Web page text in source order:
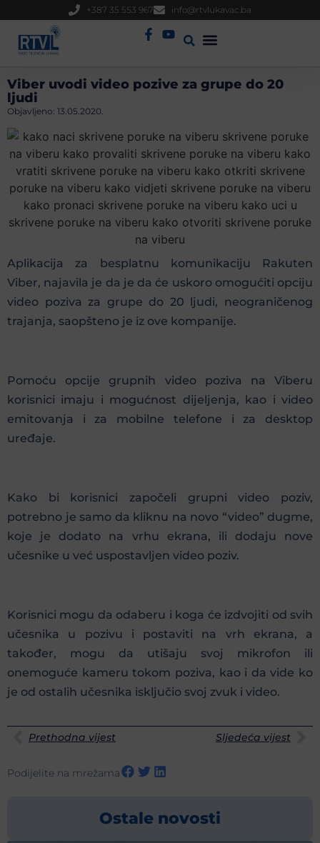
+387 35 553 967 info@rtvlukavac.ba
Viber uvodi video pozive za grupe do 20
ljudi
Objavljeno: 13.05.2020.
Aplikacija za besplatnu komunikaciju Rakuten
Viber, najavila je da je da će uskoro omogućiti opciju
video poziva za grupe do 20 ljudi, neograničenog
trajanja, saopšteno je iz ove kompanije.
Pomoću opcije grupnih video poziva na Viberu
korisnici imaju i mogućnost dijeljenja, kao i video
emitovanja i za mobilne telefone i za desktop
uređaje.
Kako bi korisnici započeli grupni video poziv,
potrebno je samo da kliknu na novo “video” dugme,
koje je dodato na vrhu ekrana, ili dodaju nove
učesnike u već uspostavljen video poziv.
Korisnici mogu da odaberu i koga će izdvojiti od svih
učesnika u pozivu i postaviti na vrh ekrana, a
također, mogu da utišaju svoj mikrofon ili
onemoguće kameru tokom poziva, kao i da vide ko
je od ostalih učesnika isključio svoj zvuk i video.
Prethodna vijest Sljedeća vijest
Podijelite na mrežama
Ostale novosti